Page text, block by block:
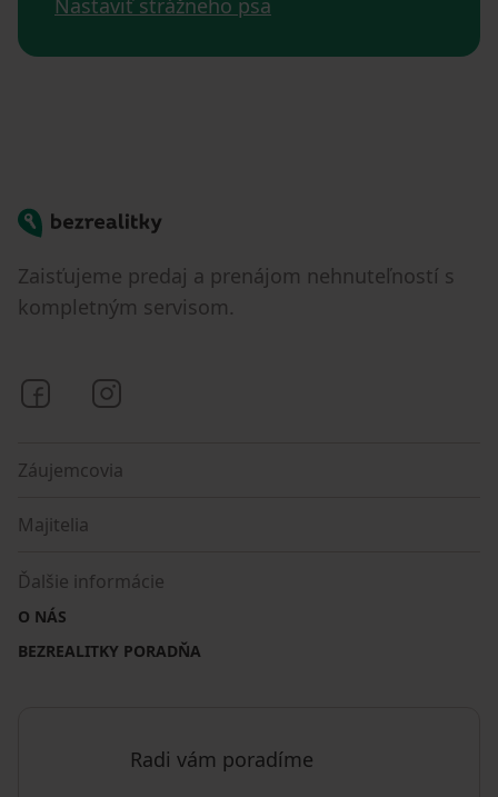
Nastaviť strážneho psa
Bezrealitky
Zaisťujeme predaj a prenájom nehnuteľností s
kompletným servisom.
Bezrealitky na Facebooku
Záujemcovia
Majitelia
Ďalšie informácie
O NÁS
BEZREALITKY PORADŇA
Radi vám poradíme